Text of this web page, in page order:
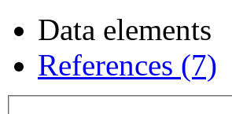
Data elements
References (7)